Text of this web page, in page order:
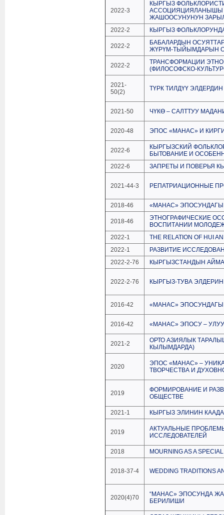
2022-3
КЫРГЫЗ
АССОЦИЯЦИЯЛАНЫШЫ
ЖАШООСУНУНУН
2022-2
КЫРГЫЗ
2022-2
БАБАЛАРДЫН
ЖҮРҮМ-ТЫЙЫМДАРЫН
2022-2
ТРАНСФОРМАЦИИ
(ФИЛОСОФСКО-
2021-
50(2)
ТҮРК ТИЛДҮҮ
2021-50 ЧҮКӨ – САЛТТУУ
2020-48 ЭПОС «МАНАС» И
2022-6
КЫРГЫЗСКИЙ
БЫТОВАНИЕ И
2022-6
ЗАПРЕТЫ И ПОВЕРЬЯ
2021-44-3 РЕПАТРИАЦИОННЫЕ
2018-46 «МАНАС»
2018-46
ЭТНОГРАФИЧЕСКИЕ
ВОСПИТАНИИ
2022-1
THE RELATION OF HUI
2022-1
РАЗВИТИЕ
2022-2-76
КЫРГЫЗСТАНДЫН
2022-2-76 КЫРГЫЗ-ТУВА
2016-42 «МАНАС»
2016-42 «МАНАС» ЭПОСУ –
2021-2
ОРТО АЗИЯЛЫК
КЫЛЫМДАРДА)
2020
ЭПОС «МАНАС» –
ТВОРЧЕСТВА И
2019
ФОРМИРОВАНИЕ И
ОБЩЕСТВЕ
2021-1 КЫРГЫЗ ЭЛИНИН
2019
АКТУАЛЬНЫЕ
ИССЛЕДОВАТЕЛЕЙ
2018 MOURNING AS A
2018-37-4 WEDDING TRADITIONS
2020(4)70
“МАНАС» ЭПОСУНДА
БЕРИЛИШИ